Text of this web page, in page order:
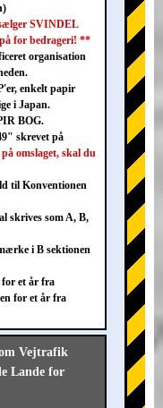
SVINDEL
for bedrageri! **
organisation
enkelt papir
i Japan.
BOG.
skrevet på
omslaget, skal du
til Konventionen
skrives som A, B,
i B sektionen
et år fra
for et år fra
Vejtrafik
Lande for